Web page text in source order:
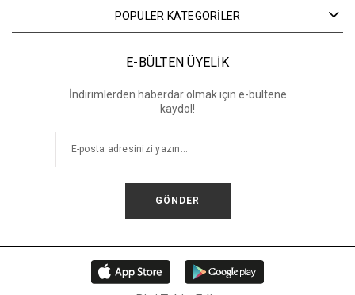
POPÜLER KATEGORİLER
E-BÜLTEN ÜYELİK
İndirimlerden haberdar olmak için e-bültene
kaydol!
GÖNDER